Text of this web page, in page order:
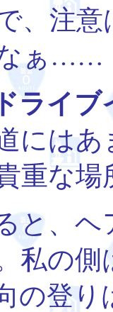
、注
なぁ……
ドライブ
にはあ
重な
、ヘ
私の
の登